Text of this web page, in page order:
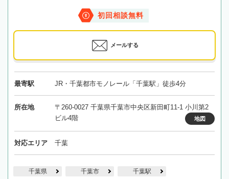
初回相談無料
メールする
最寄駅 JR・千葉都市モノレール「千葉駅」徒歩4分
所在地
〒260-0027 千葉県千葉市中央区新田町11-1 小川第2
ビル4階
地図
対応エリア 千葉
千葉県 千葉市 千葉駅